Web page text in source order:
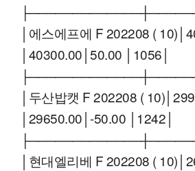
│에스에프에 F 202208 (
│40300.00│50.00 │1056│
│두산밥캣 F 202208 (
│29650.00│-50.00 │1242│
│현대엘리베 F 202208 (